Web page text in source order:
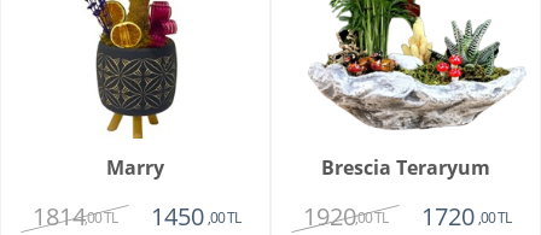
Marry
1814,00 TL 1450 ,00 TL
Brescia Teraryum
1920,00 TL 1720 ,00 TL